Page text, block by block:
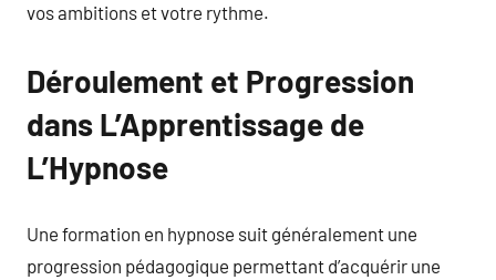
vos ambitions et votre rythme.
Déroulement et Progression
dans L’Apprentissage de
L’Hypnose
Une formation en hypnose suit généralement une
progression pédagogique permettant d’acquérir une